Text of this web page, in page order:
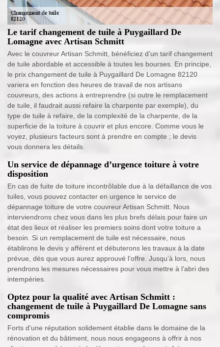
Le tarif changement de tuile à Puygaillard De
Lomagne avec Artisan Schmitt
Avec le couvreur Artisan Schmitt, bénéficiez d’un tarif changement
de tuile abordable et accessible à toutes les bourses. En principe,
le prix changement de tuile à Puygaillard De Lomagne 82120
variera en fonction des heures de travail de nos artisans
couvreurs, des actions à entreprendre (si outre le remplacement
de tuile, il faudrait aussi refaire la charpente par exemple), du
type de tuile à refaire, de la complexité de la charpente, de la
superficie de la toiture à couvrir et plus encore. Comme vous le
voyez, plusieurs facteurs sont à prendre en compte ; le devis
vous donnera les détails.
Un service de dépannage d’urgence toiture à votre
disposition
En cas de fuite de toiture incontrôlable due à la défaillance de vos
tuiles, vous pouvez contacter en urgence le service de
dépannage toiture de votre couvreur Artisan Schmitt. Nous
interviendrons chez vous dans les plus brefs délais pour faire un
état des lieux et réaliser les premiers soins dont votre toiture a
besoin. Si un remplacement de tuile est nécessaire, nous
établirons le devis y afférent et débuterons les travaux à la date
prévue, dès que vous aurez approuvé l’offre. Jusqu’à lors, nous
prendrons les mesures nécessaires pour vous mettre à l’abri des
intempéries.
Optez pour la qualité avec Artisan Schmitt :
changement de tuile à Puygaillard De Lomagne sans
compromis
Forts d'une réputation solidement établie dans le domaine de la
rénovation et du bâtiment, nous nous engageons à offrir à nos